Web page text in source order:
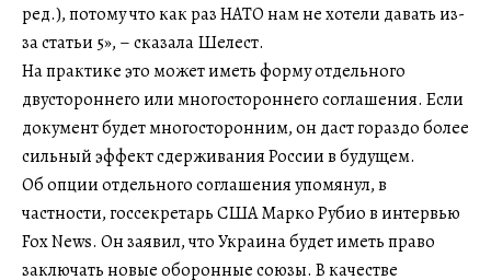
ред.), потому что как раз НАТО нам не хотели давать из-
за статьи 5», – сказала Шелест.
На практике это может иметь форму отдельного
двустороннего или многостороннего соглашения. Если
документ будет многосторонним, он даст гораздо более
сильный эффект сдерживания России в будущем.
Об опции отдельного соглашения упомянул, в
частности, госсекретарь США Марко Рубио в интервью
Fox News. Он заявил, что Украина будет иметь право
заключать новые оборонные союзы. В качестве